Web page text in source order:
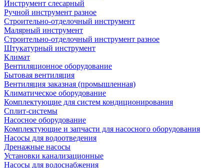
Инструмент слесарный
Ручной инструмент разное
Строительно-отделочный инструмент
Малярный инструмент
Строительно-отделочный инструмент разное
Штукатурный инструмент
Климат
Вентиляционное оборудование
Бытовая вентиляция
Вентиляция заказная (промышленная)
Климатическое оборудование
Комплектующие для систем кондиционирования
Сплит-системы
Насосное оборудование
Комплектующие и запчасти для насосного оборудования
Насосы для водоотведения
Дренажные насосы
Установки канализационные
Насосы для водоснабжения